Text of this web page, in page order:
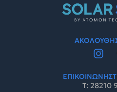
Τ: 28210